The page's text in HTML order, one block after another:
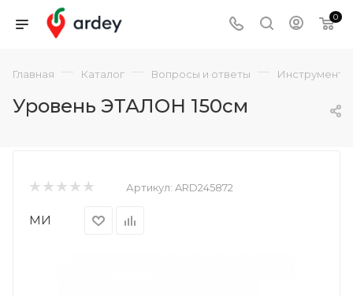
0
Главная — Каталог — Вопросы и ответы — Инструмент
Уровень ЭТАЛОН 150см
Артикул: ARD245872
МИ